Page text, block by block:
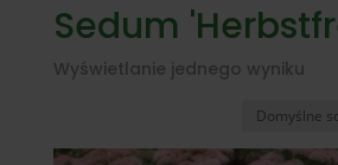
Sedum
Wyświetlanie jednego wyniku